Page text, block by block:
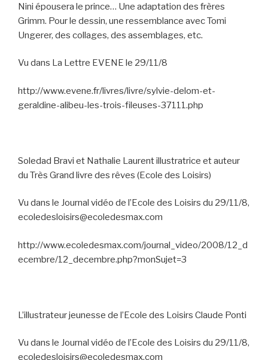
Nini épousera le prince… Une adaptation des frères
Grimm. Pour le dessin, une ressemblance avec Tomi
Ungerer, des collages, des assemblages, etc.
Vu dans La Lettre EVENE le 29/11/8
http://www.evene.fr/livres/livre/sylvie-delom-et-
geraldine-alibeu-les-trois-fileuses-37111.php
Soledad Bravi et Nathalie Laurent illustratrice et auteur
du Très Grand livre des rêves (Ecole des Loisirs)
Vu dans le Journal vidéo de l’Ecole des Loisirs du 29/11/8,
ecoledesloisirs@ecoledesmax.com
http://www.ecoledesmax.com/journal_video/2008/12_d
ecembre/12_decembre.php?monSujet=3
L’illustrateur jeunesse de l’Ecole des Loisirs Claude Ponti
Vu dans le Journal vidéo de l’Ecole des Loisirs du 29/11/8,
ecoledesloisirs@ecoledesmax.com